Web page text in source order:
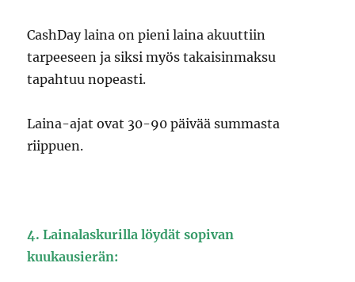
CashDay laina on pieni laina akuuttiin
tarpeeseen ja siksi myös takaisinmaksu
tapahtuu nopeasti.
Laina-ajat ovat 30-90 päivää summasta
riippuen.
4. Lainalaskurilla löydät sopivan
kuukausierän: